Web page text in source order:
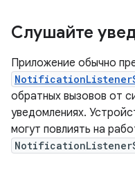
Слушайте
Приложение обычно
обратных вызовов от
уведомлениях.
могут повлиять на